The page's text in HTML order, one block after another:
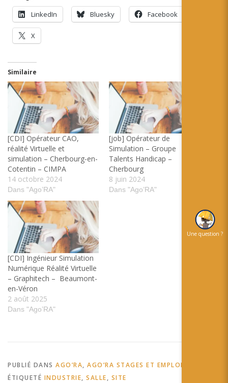
LinkedIn Bluesky Facebook
X
Similaire
[CDI] Opérateur CAO,
réalité Virtuelle et
simulation – Cherbourg-en-
Cotentin – CIMPA
14 octobre 2024
Dans "Ago’RA"
[job] Opérateur de
Simulation – Groupe
Talents Handicap –
Cherbourg
8 juin 2024
Dans "Ago’RA"
[CDI] Ingénieur Simulation
Numérique Réalité Virtuelle
– Graphitech – Beaumont-
en-Véron
2 août 2025
Dans "Ago’RA"
PUBLIÉ DANS AGO’RA, AGO’RA STAGES ET EMPLOIS
ÉTIQUETÉ INDUSTRIE, SALLE, SITE
Une question ?